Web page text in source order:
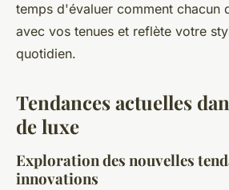
temps d'évaluer comment chacun
avec vos tenues et reflète votre
quotidien.
Tendances actuelles
de luxe
Exploration des nouvelles
innovations